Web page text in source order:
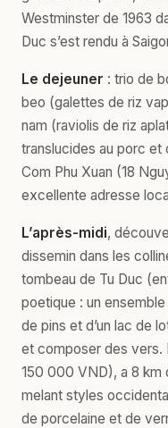
Westminster de 1963
Duc s’est rendu à
Le dejeuner : trio de
beo (galettes de riz
nam (raviolis de riz
translucides au porc et
Com Phu Xuan (18
excellente adresse
L’après-midi,
dissemin dans les
tombeau de Tu Duc
poetique : un
de pins et d’un lac de
et composer des vers.
150 000 VND), a 8 km
melant styles
de porcelaine et de